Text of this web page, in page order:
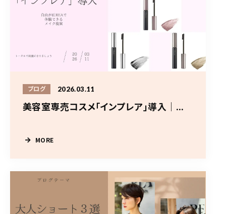
ブログ 2026.03.11
美容室専売コスメ「インプレア」導入｜...
MORE